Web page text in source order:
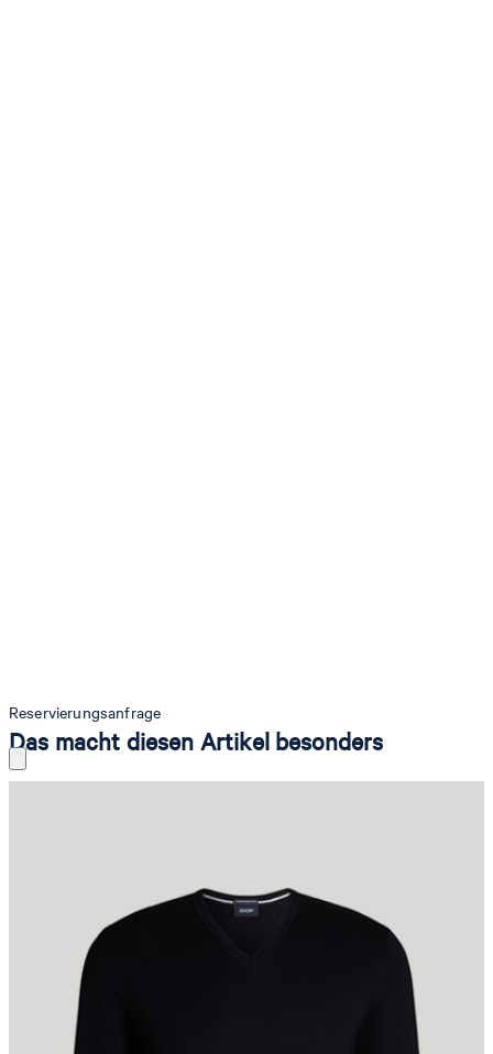
Reservierungsanfrage
Das macht diesen Artikel besonders
Schurwolle. Für ein charakteristisches Finish sorgen klassische
Rippstrickbündchen und eine Logo-Plakette am Saum.